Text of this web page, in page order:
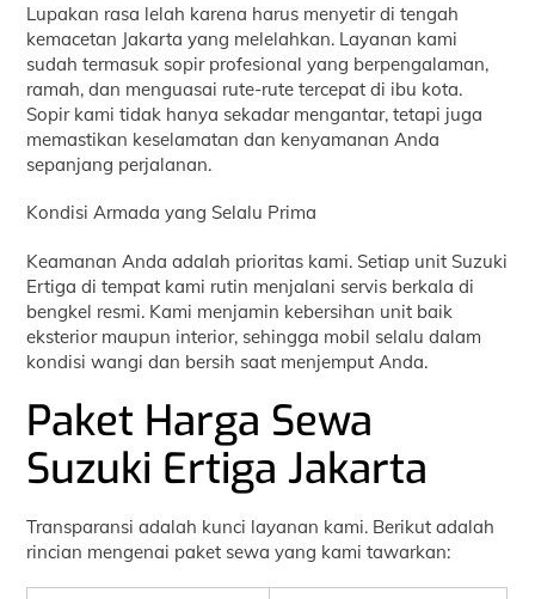
Lupakan rasa lelah karena harus menyetir di tengah
kemacetan Jakarta yang melelahkan. Layanan kami
sudah termasuk sopir profesional yang berpengalaman,
ramah, dan menguasai rute-rute tercepat di ibu kota.
Sopir kami tidak hanya sekadar mengantar, tetapi juga
memastikan keselamatan dan kenyamanan Anda
sepanjang perjalanan.
Kondisi Armada yang Selalu Prima
Keamanan Anda adalah prioritas kami. Setiap unit Suzuki
Ertiga di tempat kami rutin menjalani servis berkala di
bengkel resmi. Kami menjamin kebersihan unit baik
eksterior maupun interior, sehingga mobil selalu dalam
kondisi wangi dan bersih saat menjemput Anda.
Paket Harga Sewa
Suzuki Ertiga Jakarta
Transparansi adalah kunci layanan kami. Berikut adalah
rincian mengenai paket sewa yang kami tawarkan: